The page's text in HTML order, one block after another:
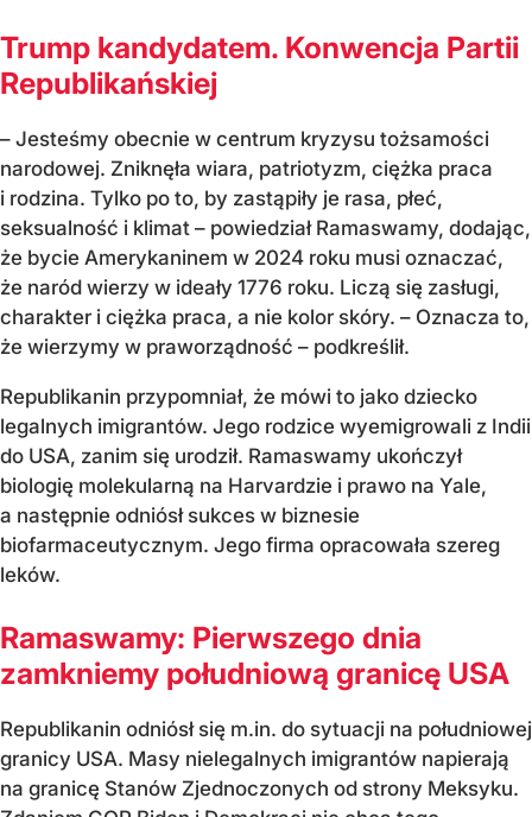
Trump kandydatem. Konwencja Partii
Republikańskiej
– Jesteśmy obecnie w centrum kryzysu tożsamości
narodowej. Zniknęła wiara, patriotyzm, ciężka praca
i rodzina. Tylko po to, by zastąpiły je rasa, płeć,
seksualność i klimat – powiedział Ramaswamy, dodając,
że bycie Amerykaninem w 2024 roku musi oznaczać,
że naród wierzy w ideały 1776 roku. Liczą się zasługi,
charakter i ciężka praca, a nie kolor skóry. – Oznacza to,
że wierzymy w praworządność – podkreślił.
Republikanin przypomniał, że mówi to jako dziecko
legalnych imigrantów. Jego rodzice wyemigrowali z Indii
do USA, zanim się urodził. Ramaswamy ukończył
biologię molekularną na Harvardzie i prawo na Yale,
a następnie odniósł sukces w biznesie
biofarmaceutycznym. Jego firma opracowała szereg
leków.
Ramaswamy: Pierwszego dnia
zamkniemy południową granicę USA
Republikanin odniósł się m.in. do sytuacji na południowej
granicy USA. Masy nielegalnych imigrantów napierają
na granicę Stanów Zjednoczonych od strony Meksyku.